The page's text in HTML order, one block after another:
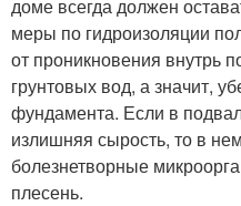
доме всегда должен
меры по гидроизоляции
от проникновения внутрь
грунтовых вод, а значит,
фундамента. Если в
излишняя сырость, то в
болезнетворные
плесень.